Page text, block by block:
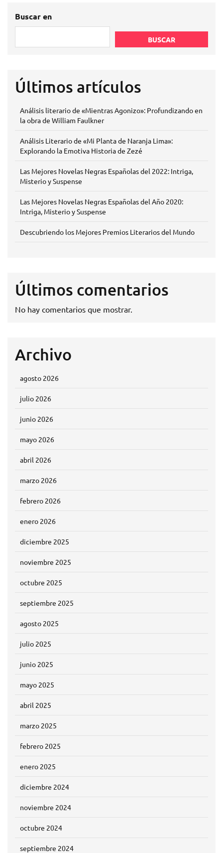
entradas
Buscar en
BUSCAR
Últimos artículos
Análisis literario de «Mientras Agonizo»: Profundizando en
la obra de William Faulkner
Análisis Literario de «Mi Planta de Naranja Lima»:
Explorando la Emotiva Historia de Zezé
Las Mejores Novelas Negras Españolas del 2022: Intriga,
Misterio y Suspense
Las Mejores Novelas Negras Españolas del Año 2020:
Intriga, Misterio y Suspense
Descubriendo los Mejores Premios Literarios del Mundo
Últimos comentarios
No hay comentarios que mostrar.
Archivo
agosto 2026
julio 2026
junio 2026
mayo 2026
abril 2026
marzo 2026
febrero 2026
enero 2026
diciembre 2025
noviembre 2025
octubre 2025
septiembre 2025
agosto 2025
julio 2025
junio 2025
mayo 2025
abril 2025
marzo 2025
febrero 2025
enero 2025
diciembre 2024
noviembre 2024
octubre 2024
septiembre 2024